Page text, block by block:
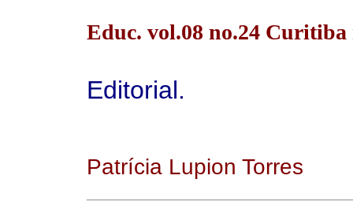
Educ. vol.08 no.24 Curitiba
Editorial.
Patrícia Lupion Torres